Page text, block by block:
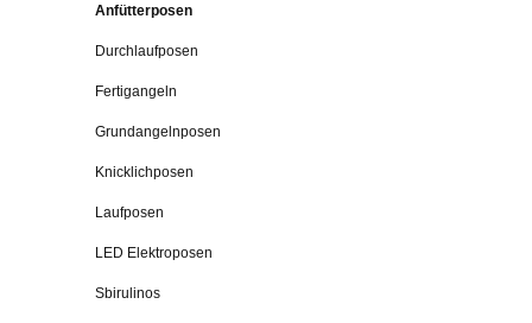
Anfütterposen
Durchlaufposen
Fertigangeln
Grundangelnposen
Knicklichposen
Laufposen
LED Elektroposen
Sbirulinos